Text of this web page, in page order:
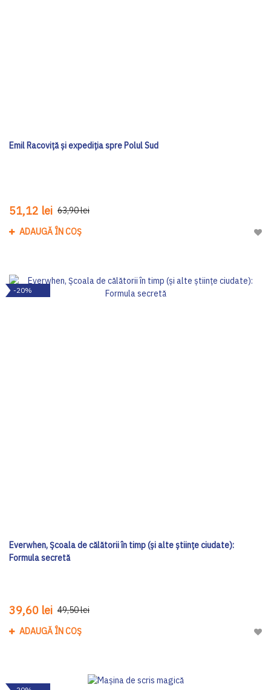
Emil Racoviță și expediția spre Polul Sud
51,12 lei 63,90 lei
ADAUGĂ ÎN COȘ
-20%
Everwhen, Școala de călătorii în timp (și alte științe ciudate):
Formula secretă
39,60 lei 49,50 lei
ADAUGĂ ÎN COȘ